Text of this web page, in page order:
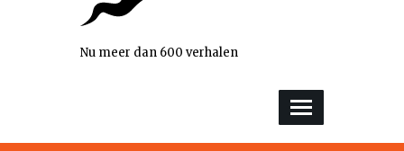
Nu meer dan 600 verhalen